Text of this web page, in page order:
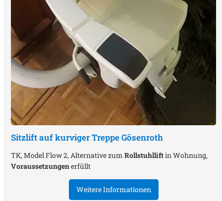
Sitzlift auf kurviger TreppeGösenroth
TK, Model Flow 2, Alternative zum Rollstuhlliftin Wohnung,
Voraussetzungenerfüllt
Weitere Informationen